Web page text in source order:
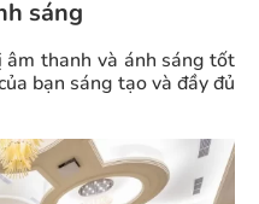
sáng
âm thanh và ánh sáng tốt
bạn sáng tạo và đầy đủ